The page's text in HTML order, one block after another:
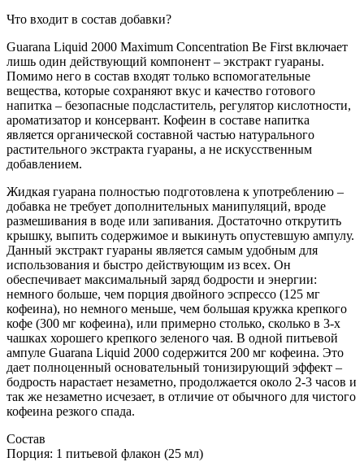
Что входит в состав добавки?
Guarana Liquid 2000 Maximum Concentration Be First включает
лишь один действующий компонент – экстракт гуараны.
Помимо него в состав входят только вспомогательные
вещества, которые сохраняют вкус и качество готового
напитка – безопасные подсластитель, регулятор кислотности,
ароматизатор и консервант. Кофеин в составе напитка
является органической составной частью натурального
растительного экстракта гуараны, а не искусственным
добавлением.
Жидкая гуарана полностью подготовлена к употреблению –
добавка не требует дополнительных манипуляций, вроде
размешивания в воде или запивания. Достаточно открутить
крышку, выпить содержимое и выкинуть опустевшую ампулу.
Данный экстракт гуараны является самым удобным для
использования и быстро действующим из всех. Он
обеспечивает максимальный заряд бодрости и энергии:
немного больше, чем порция двойного эспрессо (125 мг
кофеина), но немного меньше, чем большая кружка крепкого
кофе (300 мг кофеина), или примерно столько, сколько в 3-х
чашках хорошего крепкого зеленого чая. В одной питьевой
ампуле Guarana Liquid 2000 содержится 200 мг кофеина. Это
дает полноценный основательный тонизирующий эффект –
бодрость нарастает незаметно, продолжается около 2-3 часов и
так же незаметно исчезает, в отличие от обычного для чистого
кофеина резкого спада.
Состав
Порция: 1 питьевой флакон (25 мл)